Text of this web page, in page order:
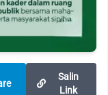
Salin
Link